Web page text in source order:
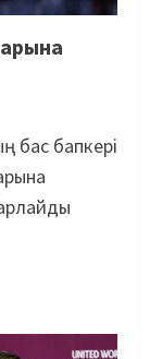
бас бапкері